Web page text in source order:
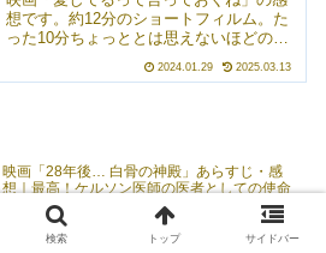
想です。約12分のショートフィルム。た
った10分ちょっととは思えないほどの濃
縮された内容で、アメリカの銃社会に対
する強いメッセージ性を持った作品で
と思えるような内容になっています。
2024.01.29 2025.03.13
映画「28年後… 白骨の神殿」あらすじ・感
想｜最高！ケルソン医師の医者としての使命
感に感動する
検索 トップ サイドバー